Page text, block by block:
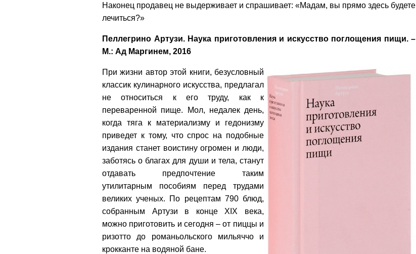
Наконец продавец не выдерживает и спрашивает: «Мадам, вы прямо здесь будете
лечиться?»
Пеллегрино Артузи. Наука приготовления и искусство поглощения пищи. –
М.: Ад Маргинем, 2016
При жизни автор этой книги, безусловный
классик кулинарного искусства, предлагал
не относиться к его труду, как к
переваренной пище. Мол, недалек день,
когда тяга к материализму и гедонизму
приведет к тому, что спрос на подобные
издания станет воистину огромен и люди,
заботясь о благах для души и тела, станут
отдавать предпочтение таким
утилитарным пособиям перед трудами
великих ученых. По рецептам 790 блюд,
собранным Артузи в конце ХІХ века,
можно приготовить и сегодня – от пиццы и
ризотто до романьольского мильяччо и
крокканте на водяной бане.